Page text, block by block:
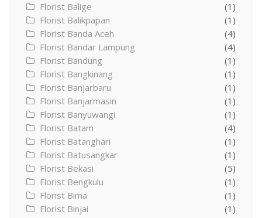
Florist Balige
(1)
Florist Balikpapan
(1)
Florist Banda Aceh
(4)
Florist Bandar Lampung
(4)
Florist Bandung
(1)
Florist Bangkinang
(1)
Florist Banjarbaru
(1)
Florist Banjarmasin
(1)
Florist Banyuwangi
(1)
Florist Batam
(4)
Florist Batanghari
(1)
Florist Batusangkar
(1)
Florist Bekasi
(5)
Florist Bengkulu
(1)
Florist Bima
(1)
Florist Binjai
(1)